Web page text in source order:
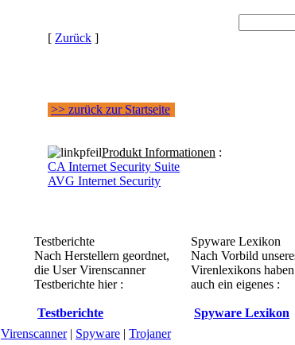
[ Zurück ]
>> zurück zur Startseite
Produkt Informationen :
CA Internet Security Suite
AVG Internet Security
Testberichte
Nach Herstellern geordnet,
die User Virenscanner
Testberichte hier :
Testberichte
Spyware Lexikon
Nach Vorbild
Virenlexikons
auch ein eigenes :
Spyware Lexikon
Virenscanner| Spyware | Trojaner